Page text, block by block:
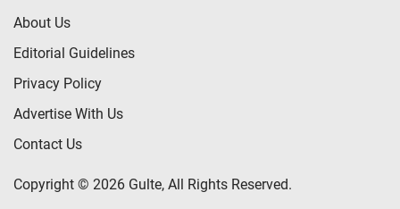
About Us
Editorial Guidelines
Privacy Policy
Advertise With Us
Contact Us
Copyright © 2026 Gulte, All Rights Reserved.